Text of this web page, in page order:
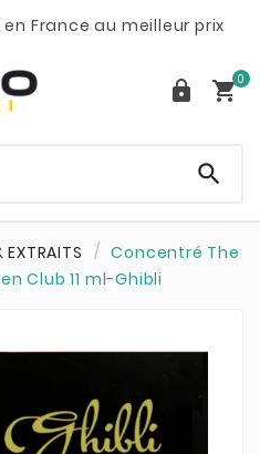
France au meilleur prix
 0

Concentré The
Club 11 ml-Ghibli